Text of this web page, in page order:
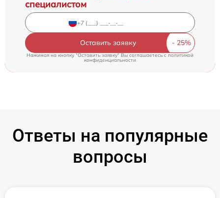
специалистом
Оставить заявку
Нажимая на кнопку "Оставить заявку" Вы соглашаетесь cполитикой
конфиденциальности
Ответы на популярные
вопросы